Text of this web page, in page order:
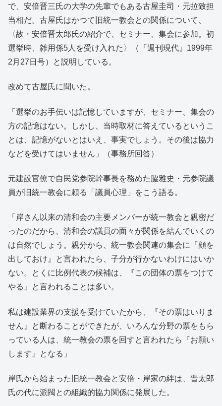
で、安倍晋三氏の大学の先輩でもある古屋圭司・元拉致担
当相だ。古屋氏はかつて旧統一教会との関係について、
〈故・安倍晋太郎氏の紹介で、セミナー、集会に参加。初
選挙時、雑用係5人を受け入れた〉（『週刊現代』1999年
2月27日号）と説明している。
改めて古屋氏に聞いた。
「選挙のお手伝いは記憶していますが、セミナー、集会の
方の記憶はない。しかし、当時取材に答えているというこ
とは、記憶がないとはいえ、事実でしょう。その後は協力
などを受けてはいません」（事務所回答）
元建設官僚で自民党参院幹事長を務めた脇雅史・元参院議
員が旧統一教会に頼る「議員心理」をこう語る。
「岸さん以来の清和会の主要メンバーが統一教会と親密だ
ったのだから、清和会の議員の面々が関係を結んでいくの
は自然でしょう。親分から、統一教会関連の集会に『顔を
出しておけ』と言われたら、子分が行かないわけにはいか
ない。とくに比例代表の候補は、『この団体の票をつけて
やる』と言われることは多い。
私は建設業界の支援を受けていたから、『その票はいりま
せん』と断わることができたが、いろんな分野の票をもら
っている人は、統一教会の票を回すと言われたら『お願い
します』となる」
岸氏から始まった旧統一教会と安倍・岸家の絆は、晋太郎
氏の代に派閥との組織的協力関係に発展した。